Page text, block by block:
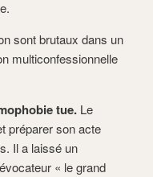
sont brutaux dans un
multiconfessionnelle
tue. Le
préparer son acte
Il a laissé un
« le grand